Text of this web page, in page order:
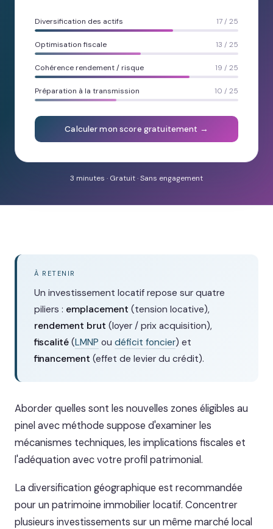
Diversification des actifs 17 / 25
Optimisation fiscale 13 / 25
Cohérence rendement / risque 19 / 25
Préparation à la transmission 10 / 25
Calculer mon score gratuitement →
3 minutes · Gratuit · Sans engagement
À RETENIR
Un investissement locatif repose sur quatre
piliers : emplacement (tension locative),
rendement brut (loyer / prix acquisition),
fiscalité (LMNP ou déficit foncier) et
financement (effet de levier du crédit).
Aborder quelles sont les nouvelles zones éligibles au
pinel avec méthode suppose d'examiner les
mécanismes techniques, les implications fiscales et
l'adéquation avec votre profil patrimonial.
La diversification géographique est recommandée
pour un patrimoine immobilier locatif. Concentrer
plusieurs investissements sur un même marché local